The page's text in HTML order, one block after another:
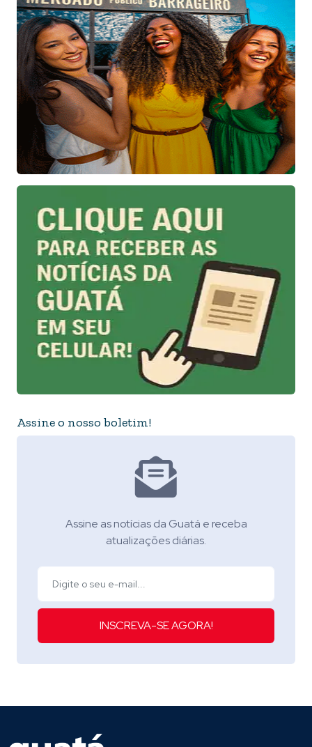
Assine o nosso boletim!
Assine as notícias da Guatá e receba
atualizações diárias.
INSCREVA-SE AGORA!